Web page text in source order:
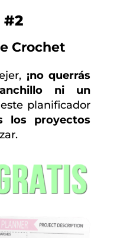
#2
Crochet
¡no querrás
ni un
planificador
los proyectos